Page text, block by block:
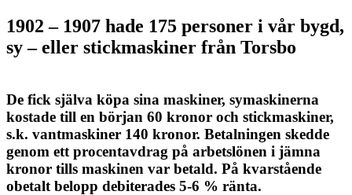
1902 – 1907 hade 175 personer i vår bygd,
sy – eller stickmaskiner från Torsbo
De fick själva köpa sina maskiner, symaskinerna
kostade till en början 60 kronor och stickmaskiner,
s.k. vantmaskiner 140 kronor. Betalningen skedde
genom ett procentavdrag på arbetslönen i jämna
kronor tills maskinen var betald. På kvarstående
obetalt belopp debiterades 5-6 % ränta.